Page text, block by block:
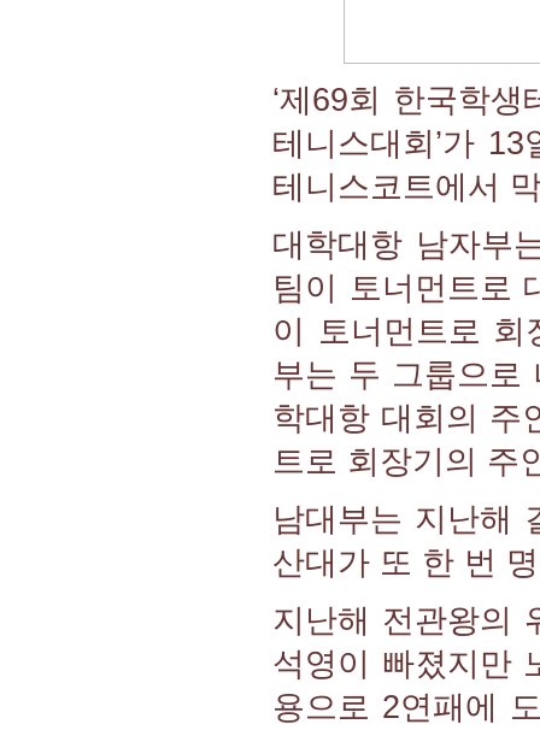
‘제69회 한국학
테니스대회’가
테니스코트에서
대학대항 남자부
팀이 토너먼트로
이 토너먼트로
부는 두 그룹으로
학대항 대회의 주
트로 회장기의 주
남대부는 지난해
산대가 또 한 번
지난해 전관왕의
석영이 빠졌지만
용으로 2연패에